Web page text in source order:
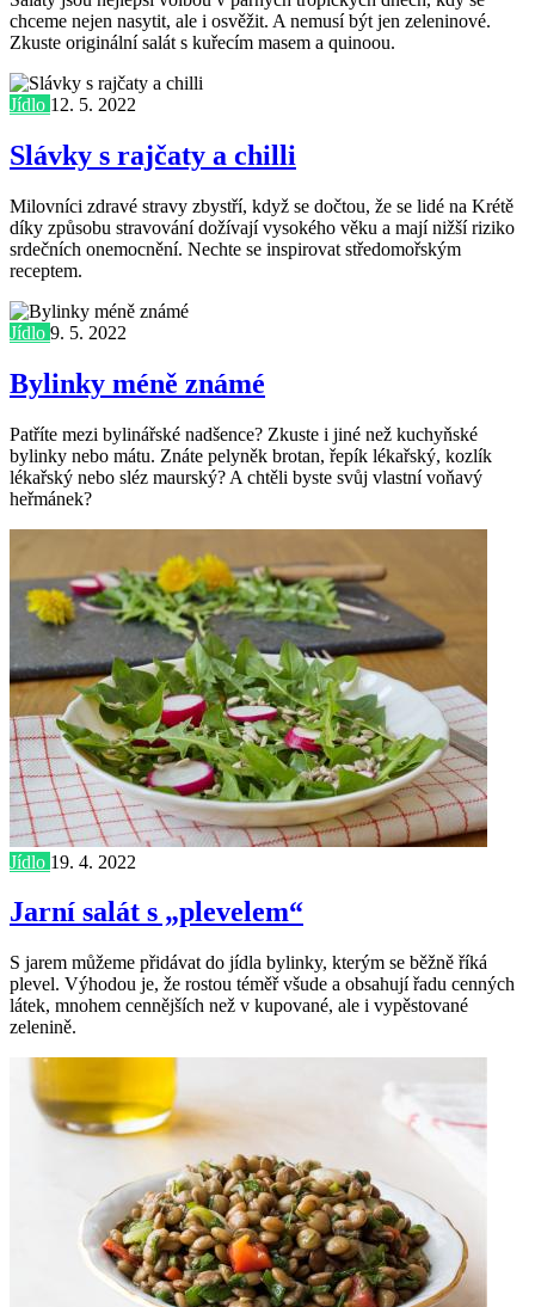
chceme nejen nasytit, ale i osvěžit. A nemusí být jen zeleninové.
Zkuste originální salát s kuřecím masem a quinoou.
Jídlo 12. 5. 2022
Slávky s rajčaty a chilli
Milovníci zdravé stravy zbystří, když se dočtou, že se lidé na Krétě
díky způsobu stravování dožívají vysokého věku a mají nižší riziko
srdečních onemocnění. Nechte se inspirovat středomořským
receptem.
Jídlo 9. 5. 2022
Bylinky méně známé
Patříte mezi bylinářské nadšence? Zkuste i jiné než kuchyňské
bylinky nebo mátu. Znáte pelyněk brotan, řepík lékařský, kozlík
lékařský nebo sléz maurský? A chtěli byste svůj vlastní voňavý
heřmánek?
Jídlo 19. 4. 2022
Jarní salát s „plevelem“
S jarem můžeme přidávat do jídla bylinky, kterým se běžně říká
plevel. Výhodou je, že rostou téměř všude a obsahují řadu cenných
látek, mnohem cennějších než v kupované, ale i vypěstované
zelenině.